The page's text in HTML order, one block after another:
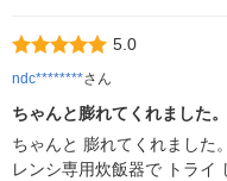
5.0
ndc********さん
ちゃんと膨れてくれました
ちゃんと 膨れてくれました
レンシ専用炊飯器で トライ